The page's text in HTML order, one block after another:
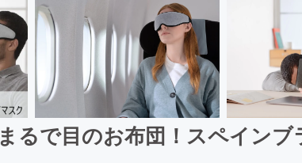
まるで目のお布団！スペイン